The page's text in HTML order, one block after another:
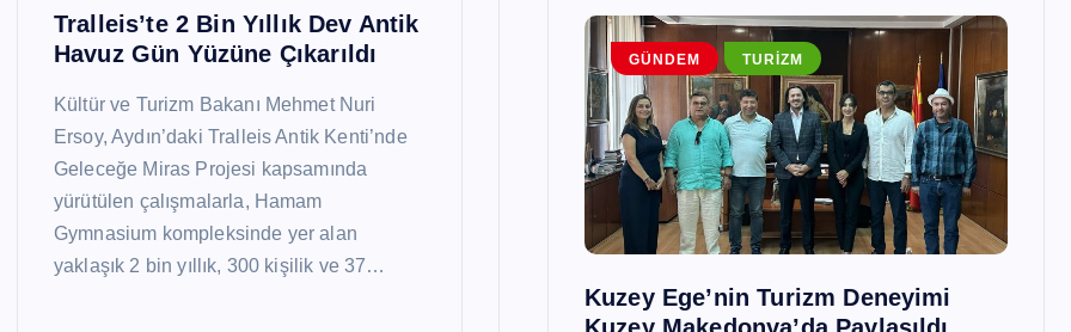
Tralleis’te 2 Bin Yıllık Dev Antik
Havuz Gün Yüzüne Çıkarıldı
Kültür ve Turizm Bakanı Mehmet Nuri
Ersoy, Aydın’daki Tralleis Antik Kenti’nde
Geleceğe Miras Projesi kapsamında
yürütülen çalışmalarla, Hamam
Gymnasium kompleksinde yer alan
yaklaşık 2 bin yıllık, 300 kişilik ve 37…
ETKINLIK GÜNDEM GÜNDEM TURIZM
Kuzey Ege’nin Turizm Deneyimi